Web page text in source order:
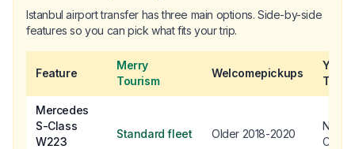
Istanbul airport transfer has three main options. Side-by-side
features so you can pick what fits your trip.
Feature
Merry
Tourism
Welcomepickups
Taxi
Mercedes
S-Class
W223
Standard fleet Older 2018-2020
No S-
Class